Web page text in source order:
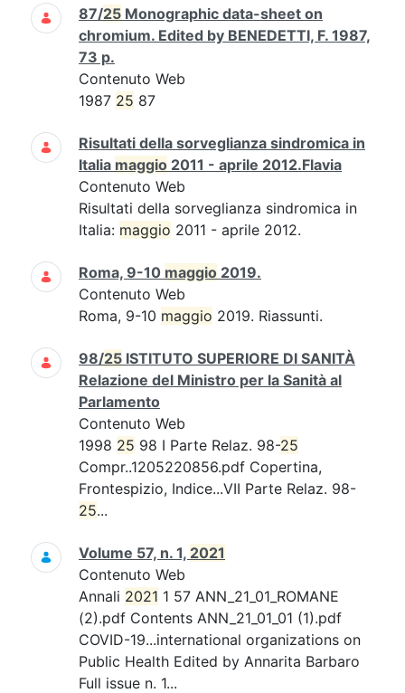
87/25 Monographic data-sheet on
chromium. Edited by BENEDETTI, F. 1987,
73 p.
Contenuto Web
1987 25 87
Risultati della sorveglianza sindromica in
Italia maggio 2011 - aprile 2012.Flavia
Contenuto Web
Risultati della sorveglianza sindromica in
Italia: maggio 2011 - aprile 2012.
Roma, 9-10 maggio 2019.
Contenuto Web
Roma, 9-10 maggio 2019. Riassunti.
98/25 ISTITUTO SUPERIORE DI SANITÀ
Relazione del Ministro per la Sanità al
Parlamento
Contenuto Web
1998 25 98 I Parte Relaz. 98-25
Compr..1205220856.pdf Copertina,
Frontespizio, Indice...VII Parte Relaz. 98-
25...
Volume 57, n. 1, 2021
Contenuto Web
Annali 2021 1 57 ANN_21_01_ROMANE
(2).pdf Contents ANN_21_01_01 (1).pdf
COVID-19...international organizations on
Public Health Edited by Annarita Barbaro
Full issue n. 1...